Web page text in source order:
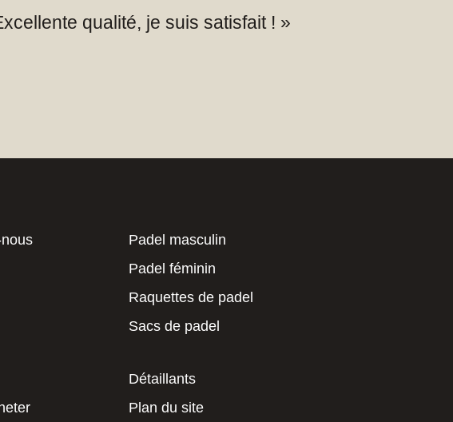
qualité, je suis satisfait ! »
Padel masculin
Padel féminin
Raquettes de padel
Sacs de padel
Détaillants
Plan du site